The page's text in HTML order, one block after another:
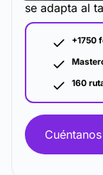
se adapta al
+1750
160